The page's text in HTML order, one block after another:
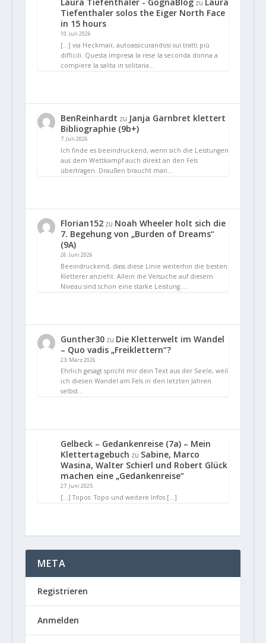
zu
Tiefenthaler solos the Eiger North Face
in 15 hours
10. Juli 2026
[…] via Heckmair, autoassicurandosi sui tratti più
difficili. Questa impresa la rese la seconda donna a
compiere la salita in solitaria…
BenReinhardt zu Janja Garnbret klettert
Bibliographie (9b+)
7. Juli 2026
Ich finde es beeindruckend, wenn sich die Leistungen
aus dem Wettkampf auch direkt an den Fels
übertragen. Draußen braucht man…
Florian152zu Noah Wheeler holt sich die
7. Begehung von „Burden of Dreams“
(9A)
26. Juni 2026
Beeindruckend, dass diese Linie weiterhin die besten
Kletterer anzieht. Allein die Versuche auf diesem
Niveau sind schon eine starke Leistung.…
Gunther30zu Die Kletterwelt im Wandel
– Quo vadis „Freiklettern“?
23. März 2026
Ehrlich gesagt spricht mir dein Text aus der Seele, weil
ich diesen Wandel am Fels in den letzten Jahren
selbst…
Gelbeck – Gedankenreise (7a) – Mein
Klettertagebuch zu Sabine, Marco
Wasina, Walter Schierl und Robert Glück
machen eine „Gedankenreise“
27. Juni 2025
[…] Topos: Topo und weitere Infos […]
META
Registrieren
Anmelden